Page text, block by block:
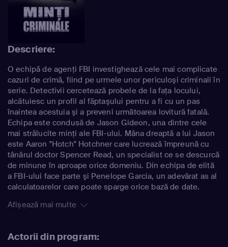
Descriere:
O echipă de agenţi FBI investighează cele mai complicate
cazuri de crimă, fiind pe urmele unor periculoşi criminali în
serie. Detectivii cercetează probele de la faţa locului,
alcătuiesc un profil al făptaşului pentru a fi cu un pas
înaintea acestuia şi a preveni următoarea lovitură fatală.
Echipa este condusă de Jason Gideon, una dintre cele
mai strălucite minţi ale FBI-ului. Mâna dreaptă a lui Jason
este Aaron "Hotch" Hotchner care lucrează împreună cu
tânărul doctor Spencer Read, un specialist ce se descurcă
de minune în aproape orice domeniu. Din echipa de elită
a FBI-ului face parte şi Penelope Garcia, un adevărat as al
calculatoarelor care poate sparge orice bază de date.
Afișează mai multe
Actorii din program: